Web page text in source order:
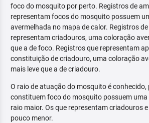
foco do mosquito por perto. Registros de
representam focos do mosquito possuem
avermelhada no mapa de calor. Registros
representam criadouros, uma coloração
que a de foco. Registros que representam
constituição de criadouro, uma coloração
mais leve que a de criadouro.
O raio de atuação do mosquito é
constituem foco do mosquito possuem
raio maior. Os que representam criadouros
pouco menor.